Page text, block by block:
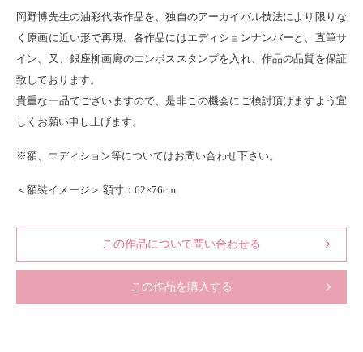
岡野博先生の油彩代表作品を、独自のアーカイバル技法により限りな
く原画に近い形で再現。各作品にはエディションナンバーと、直筆サ
イン、又、銀座柳画廊のエンボススタンプを入れ、作品の品質を保証
致しております。
貴重な一品でございますので、是非この機会にご検討頂けますよう宜
しくお願い申し上げます。
※額、エディション等についてはお問い合わせ下さい。
＜額裝イメージ＞ 額寸：62×76cm
この作品について問い合わせる
この作品を購入する